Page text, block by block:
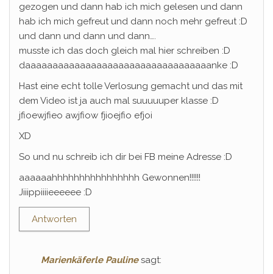
gezogen und dann hab ich mich gelesen und dann
hab ich mich gefreut und dann noch mehr gefreut :D
und dann und dann und dann….
musste ich das doch gleich mal hier schreiben :D
daaaaaaaaaaaaaaaaaaaaaaaaaaaaaaaaaanke :D
Hast eine echt tolle Verlosung gemacht und das mit
dem Video ist ja auch mal suuuuuper klasse :D
jfioewjfieo awjfiow fjioejfio efjoi
XD
So und nu schreib ich dir bei FB meine Adresse :D
aaaaaahhhhhhhhhhhhhhhh Gewonnen!!!!!!
Jiiippiiiieeeeee :D
Antworten
Marienkäferle Pauline sagt: